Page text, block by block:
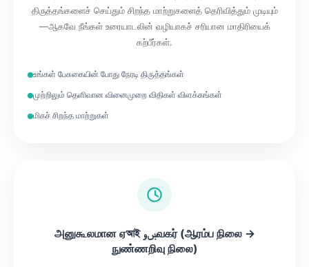
திருத்தங்களைச் செய்தும் சிறந்த மாற்றுகளைத் தெரிவித்தும் முடியும்
—ஆகவே நீங்கள் உரையாடலின் வழியாகச் சரியான மாதிரியைக்
கற்பீர்கள்.
உங்கள் பேசுகையின் போது நேரடி திருத்தங்கள்
முற்றிலும் தெளிவான வினைமுறை விதிகள் விளக்கங்கள்
மிகச் சிறந்த மாற்றுகள்
அனுகூலமான ஏআই ښوவகர் (ஆரம்ப நிலை →
நுண்ணறிவு நிலை)